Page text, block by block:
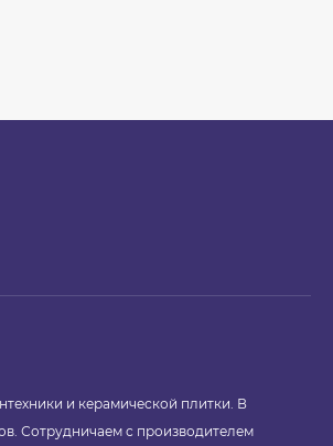
и керамической плитки. В
Сотрудничаем с производителем